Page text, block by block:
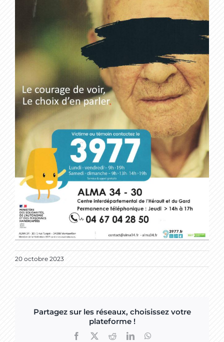
20 octobre 2023
Partagez sur les réseaux, choisissez votre
plateforme !
Facebook RedditLinkedIn